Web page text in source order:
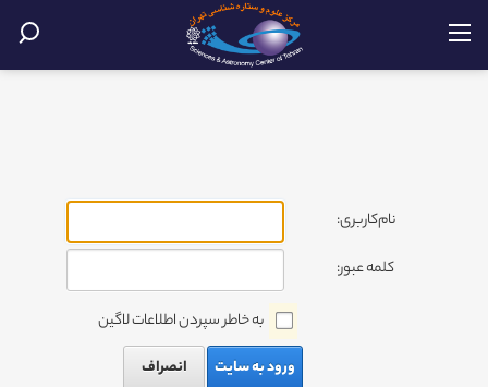
نام‌کاربری:
کلمه عبور:
به خاطر سپردن اطلاعات لاگین
ورود به سایت
انصراف